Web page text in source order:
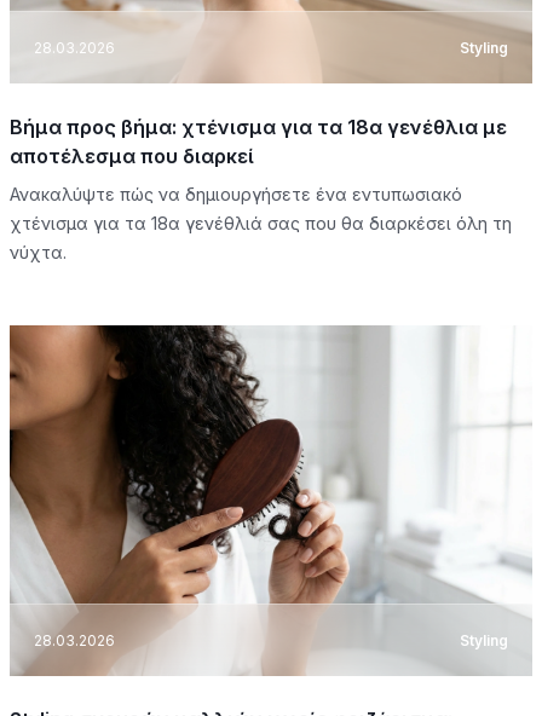
28.03.2026 Styling
Βήμα προς βήμα: χτένισμα για τα 18α γενέθλια με
αποτέλεσμα που διαρκεί
Ανακαλύψτε πώς να δημιουργήσετε ένα εντυπωσιακό
χτένισμα για τα 18α γενέθλιά σας που θα διαρκέσει όλη τη
νύχτα.
28.03.2026 Styling